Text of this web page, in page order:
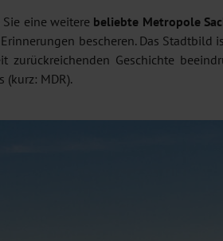
eine weitere beliebte Metropole
bescheren. Das Stadtbild
Geschichte
MDR).